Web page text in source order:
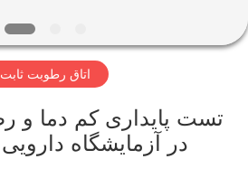
تور
کنترل
اتاق رطوبت ثابت
در آزمایشگاه دارویی T-50 T-80